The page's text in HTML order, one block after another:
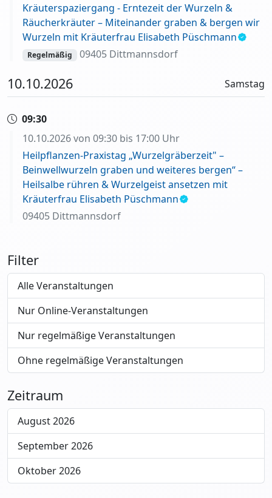
Kräuterspaziergang - Erntezeit der Wurzeln &
Räucherkräuter – Miteinander graben & bergen wir
Wurzeln mit Kräuterfrau Elisabeth Püschmann
Regelmäßig 09405 Dittmannsdorf
10.10.2026 Samstag
09:30
10.10.2026 von 09:30 bis 17:00 Uhr
Heilpflanzen-Praxistag „Wurzelgräberzeit" –
Beinwellwurzeln graben und weiteres bergen“ –
Heilsalbe rühren & Wurzelgeist ansetzen mit
Kräuterfrau Elisabeth Püschmann
09405 Dittmannsdorf
Filter
Alle Veranstaltungen
Nur Online-Veranstaltungen
Nur regelmäßige Veranstaltungen
Ohne regelmäßige Veranstaltungen
Zeitraum
August 2026
September 2026
Oktober 2026